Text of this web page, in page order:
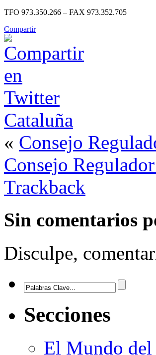
TFO 973.350.266 – FAX 973.352.705
Compartir
Cataluña
« Consejo
Consejo
Trackback
Sin comentarios
Disculpe,
Secciones
El Mundo del